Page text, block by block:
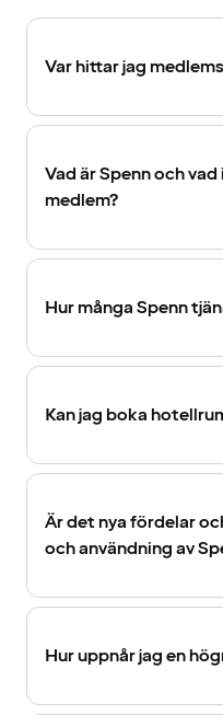
Var hittar jag
Vad är Spenn och
medlem?
Hur många Spenn
Kan jag boka
Är det nya fördelar
och användning av
Hur uppnår jag en